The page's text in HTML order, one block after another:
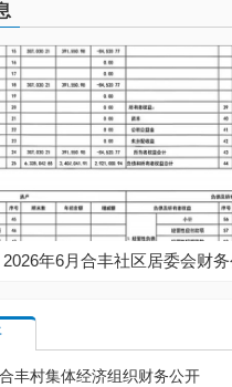
2026年6月合丰社区居委会财
丰村集体经济组织财务公开